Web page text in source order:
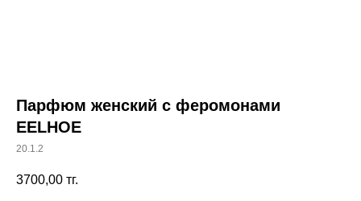
Парфюм женский с феромонами
EELHOE
20.1.2
3700,00 тг.